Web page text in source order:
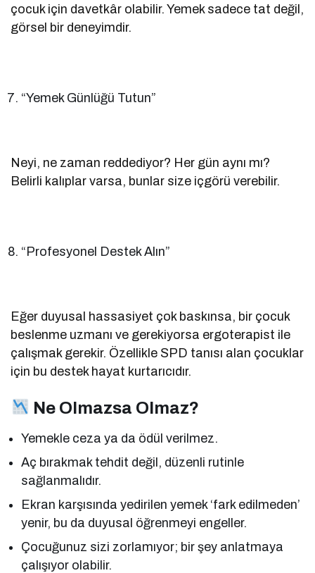
çocuk için davetkâr olabilir. Yemek sadece tat değil,
görsel bir deneyimdir.
“Yemek Günlüğü Tutun”
Neyi, ne zaman reddediyor? Her gün aynı mı?
Belirli kalıplar varsa, bunlar size içgörü verebilir.
“Profesyonel Destek Alın”
Eğer duyusal hassasiyet çok baskınsa, bir çocuk
beslenme uzmanı ve gerekiyorsa ergoterapist ile
çalışmak gerekir. Özellikle SPD tanısı alan çocuklar
için bu destek hayat kurtarıcıdır.
Ne Olmazsa Olmaz?
Yemekle ceza ya da ödül verilmez.
Aç bırakmak tehdit değil, düzenli rutinle
sağlanmalıdır.
Ekran karşısında yedirilen yemek ‘fark edilmeden’
yenir, bu da duyusal öğrenmeyi engeller.
Çocuğunuz sizi zorlamıyor; bir şey anlatmaya
çalışıyor olabilir.